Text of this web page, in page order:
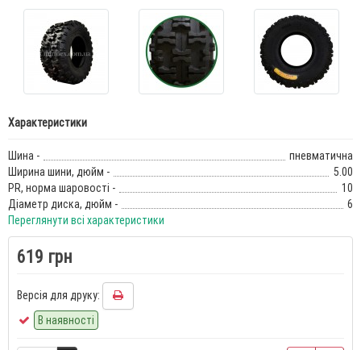
Характеристики
Шина -
пневматична
Ширина шини, дюйм -
5.00
PR, норма шаровості -
10
Діаметр диска, дюйм -
6
Переглянути всі характеристики
619 грн
Версія для друку:
В наявності